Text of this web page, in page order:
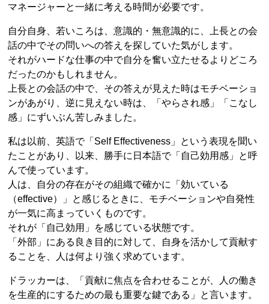
マネージャーと一緒に考える時間が必要です。
自分自身、若いころは、意識的・無意識的に、上長との会
話の中でその問いへの答えを探していた気がします。
それがハードな仕事の中で自分を奮い立たせるよりどころ
だったのかもしれません。
上長との会話の中で、その答えが見えた時はモチベーショ
ンがあがり、逆に見えない時は、「やらされ感」「こなし
感」にずいぶん苦しみました。
私は以前、英語で「Self Effectiveness」という表現を聞い
たことがあり、以来、勝手に日本語で「自己効用感」と呼
んで使っています。
人は、自分の存在がその組織で確かに「効いている
（effective）」と感じるときに、モチベーションや自発性
が一気に高まっていくものです。
それが「自己効用」を感じている状態です。
「外部」にある良き目的に対して、自身を活かして貢献す
ることを、人は何より強く求めています。
ドラッカーは、「貢献に焦点を合わせることが、人の働き
を生産的にするための最も重要な鍵である」と言います。